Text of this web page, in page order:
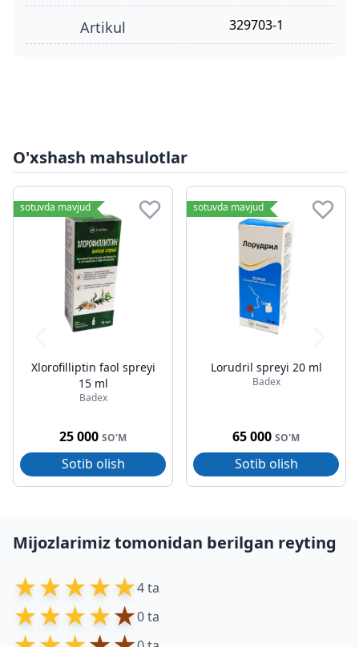
Artikul 329703-1
O'xshash mahsulotlar
sotuvda mavjud
Xlorofilliptin faol spreyi
15 ml
Badex
25 000 SO'M
Sotib olish
sotuvda mavjud
Lorudril spreyi 20 ml
Badex
65 000 SO'M
Sotib olish
Mijozlarimiz tomonidan berilgan reyting
★★★★★4 ta
★★★★★0 ta